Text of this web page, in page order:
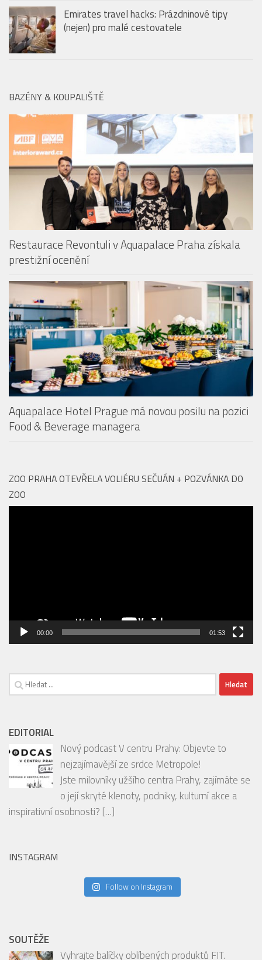
vycpávek na ramenou po nanomateriály
BAZÉNY & KOUPALIŠTĚ
Restaurace Revontuli v Aquapalace Praha získala
prestižní ocenění
01:53
EDITORIAL
Nový podcast V centru Prahy: Objevte to
nejzajímavější ze srdce Metropole!
Jste milovníky užšího centra Prahy, zajímáte se
inspirativní osobnosti?